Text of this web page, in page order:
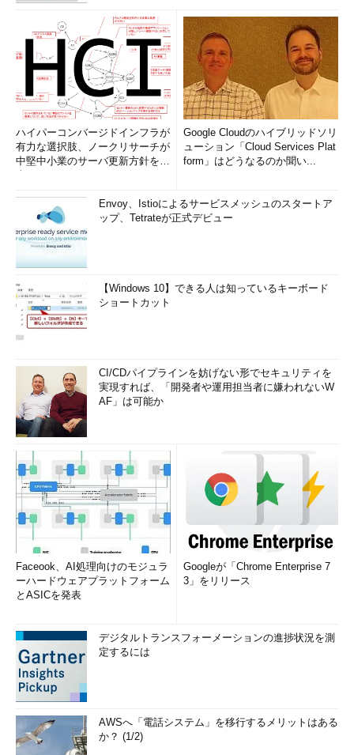
ハイパーコンバージドインフラが
有力な選択肢、ノークリサーチが
中堅中小業のサーバ更新方針を調
Google Cloudのハイブリッドソリ
ューション「Cloud Services Plat
form」はどうなるのか聞い...
Envoy、Istioによるサービスメッシュのスタートア
ップ、Tetrateが正式デビュー
【Windows 10】できる人は知っているキーボード
ショートカット
CI/CDパイプラインを妨げない形でセキュリティを
実現すれば、「開発者や運用担当者に嫌われないW
AF」は可能か
Faceook、AI処理向けのモジュラ
ーハードウェアプラットフォーム
とASICを発表
Googleが「Chrome Enterprise 7
3」をリリース
デジタルトランスフォーメーションの進捗状況を測
定するには
AWSへ「電話システム」を移行するメリットはある
か？ (1/2)